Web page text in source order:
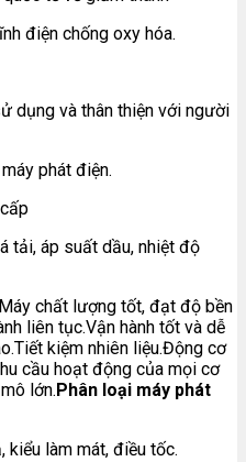
điện chống oxy hóa.
dụng và thân thiện với người
phát điện.
tải, áp suất dầu, nhiệt độ
chất lượng tốt, đạt độ bền
liên tục.Vận hành tốt và dễ
kiệm nhiên liệu.Động cơ
cầu hoạt động của mọi cơ
lớn. Phân loại máy phát
kiểu làm mát, điều tốc.